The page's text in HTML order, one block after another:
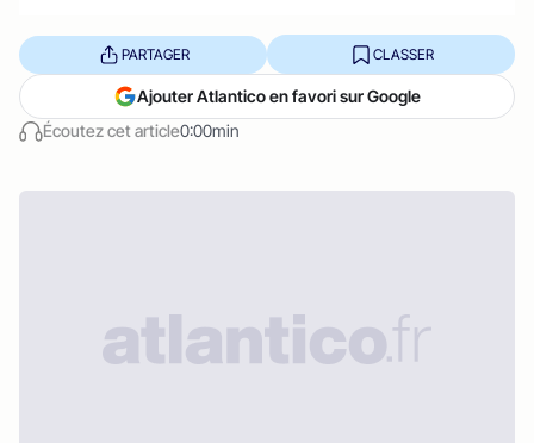
Écoutez cet article0:00min
PARTAGER CLASSER
Ajouter Atlantico en favori sur Google